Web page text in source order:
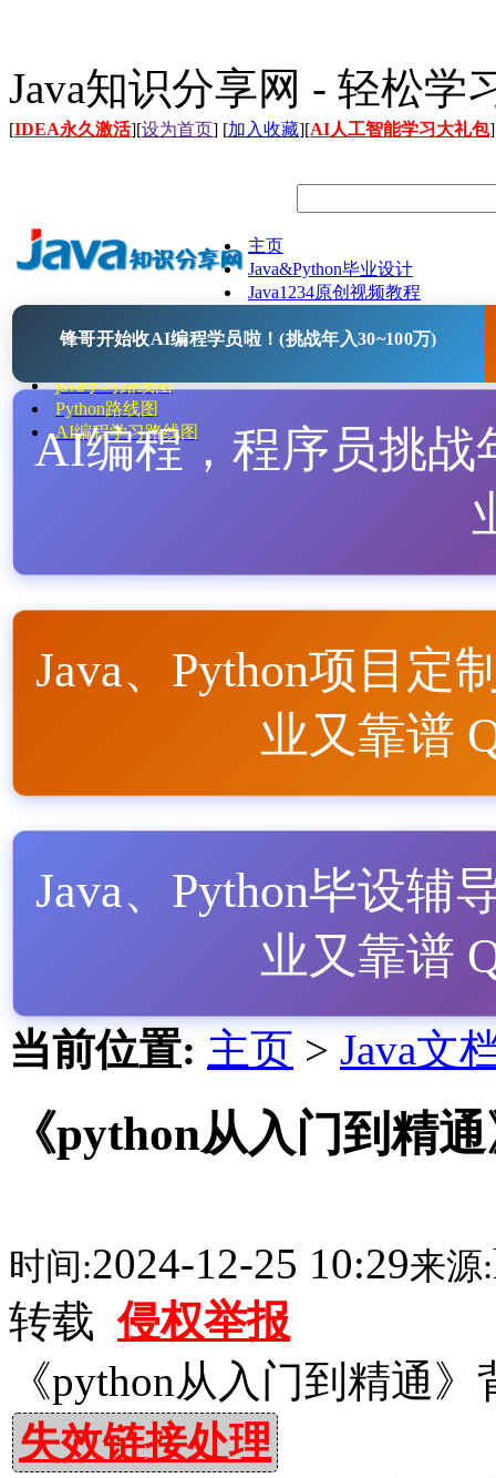
Java知识分享网 - 轻松学
[IDEA永久激活][设为首页] [加入收藏][AI人工智能学习大礼包]
主页
Java&Python毕业设计
Java1234原创视频教程
Java开源项目
java学习路线图
Python路线图
AI编程学习路线图
锋哥开始收AI编程学员啦！(挑战年入30~100万)
AI编程，程序员挑战
Java、Python项目定
业又靠谱
Java、Python毕设辅
业又靠谱
当前位置: 主页 > Java文
《python从入门到精
时间:2024-12-25 10:29来源:
转载侵权举报
《python从入门到精通
失效链接处理